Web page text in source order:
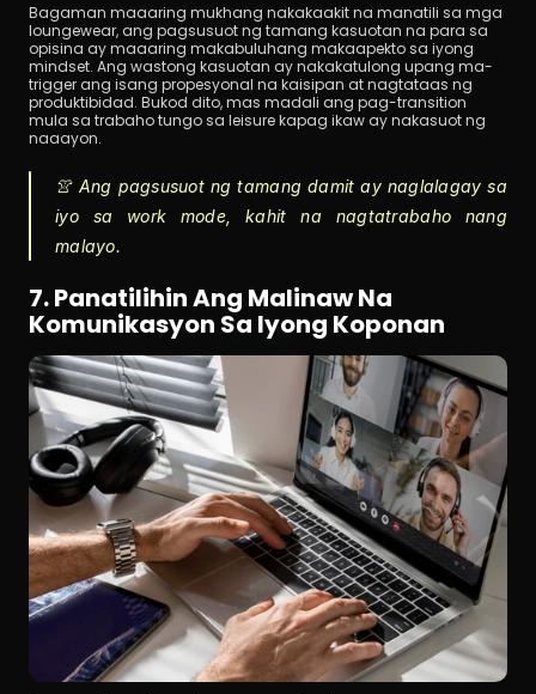
Bagaman maaaring mukhang nakakaakit na manatili sa mga
loungewear, ang pagsusuot ng tamang kasuotan na para sa
opisina ay maaaring makabuluhang makaapekto sa iyong
mindset. Ang wastong kasuotan ay nakakatulong upang ma-
trigger ang isang propesyonal na kaisipan at nagtataas ng
produktibidad. Bukod dito, mas madali ang pag-transition
mula sa trabaho tungo sa leisure kapag ikaw ay nakasuot ng
naaayon.
👚 Ang pagsusuot ng tamang damit ay naglalagay sa
iyo sa work mode, kahit na nagtatrabaho nang
malayo.
7. Panatilihin Ang Malinaw Na
Komunikasyon Sa Iyong Koponan